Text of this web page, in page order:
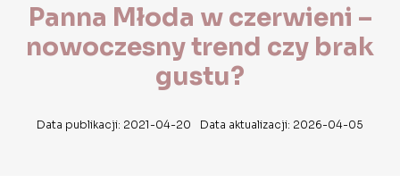
Panna Młoda w czerwieni –
nowoczesny trend czy brak
gustu?
Data publikacji: 2021-04-20 Data aktualizacji: 2026-04-05